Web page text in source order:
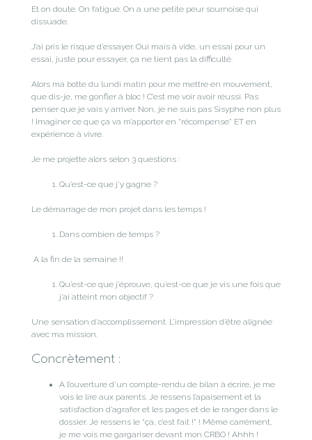
Et on doute. On fatigue. On a une petite peur sournoise qui
dissuade.
J’ai pris le risque d’essayer. Oui mais à vide, un essai pour un
essai, juste pour essayer, ça ne tient pas la difficulté.
Alors ma botte du lundi matin pour me mettre en mouvement,
que dis-je, me gonfler à bloc ! C’est me voir avoir réussi. Pas
penser que je vais y arriver. Non, je ne suis pas Sisyphe non plus
! Imaginer ce que ça va m’apporter en “récompense” ET en
expérience à vivre.
Je me projette alors selon 3 questions :
Qu’est-ce que j’y gagne ?
Le démarrage de mon projet dans les temps !
Dans combien de temps ?
A la fin de la semaine !!
Qu’est-ce que j’éprouve, qu’est-ce que je vis une fois que
j’ai atteint mon objectif ?
Une sensation d’accomplissement. L’impression d’être alignée
avec ma mission.
Concrètement :
A l’ouverture d’un compte-rendu de bilan à écrire, je me
vois le lire aux parents. Je ressens l’apaisement et la
satisfaction d’agrafer et les pages et de le ranger dans le
dossier. Je ressens le “ça, c’est fait !” ! Même carrément,
je me vois me gargariser devant mon CRBO ! Ahhh !